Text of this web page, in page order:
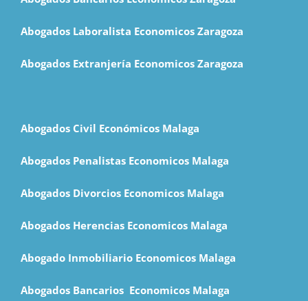
Abogados Laboralista Economicos Zaragoza
Abogados Extranjería Economicos Zaragoza
Abogados Civil Económicos Malaga
Abogados Penalistas Economicos Malaga
Abogados Divorcios Economicos Malaga
Abogados Herencias Economicos Malaga
Abogado Inmobiliario Economicos Malaga
Abogados Bancarios Economicos Malaga